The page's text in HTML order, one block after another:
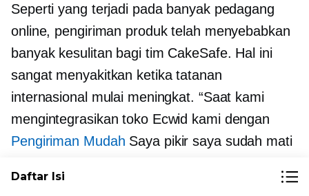
Seperti yang terjadi pada banyak pedagang
online, pengiriman produk telah menyebabkan
banyak kesulitan bagi tim CakeSafe. Hal ini
sangat menyakitkan ketika tatanan
internasional mulai meningkat. “Saat kami
mengintegrasikan toko Ecwid kami dengan
Pengiriman Mudah Saya pikir saya sudah mati
dokumentasi untuk pengiriman internasional
Daftar Isi